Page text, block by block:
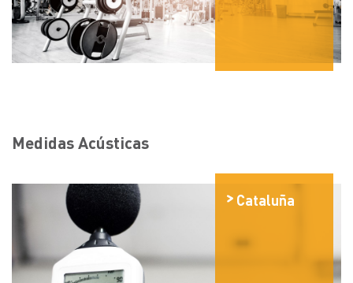
Medidas Acústicas
Cataluña